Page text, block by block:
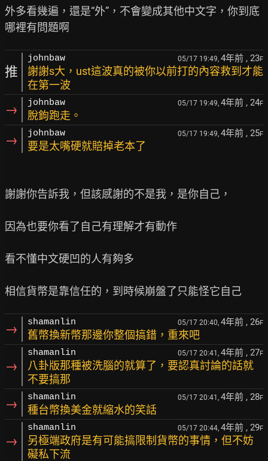
外多看幾遍，還是“外”，不會變成其他中文字，你到底
推
johnbaw 05/17 19:49, 4年前 , 23F
謝謝s大，ust這波真的被你以前打的內容救到才能
在第一波
→ johnbaw 05/17 19:49, 4年前 , 24F
脫鉤跑走。
→ johnbaw 05/17 19:49, 4年前 , 25F
要是太嘴硬就賠掉老本了
謝謝你告訴我，但該感謝的不是我，是你自己，
因為也要你看了自己有理解才有動作
看不懂中文硬凹的人有夠多
→ shamanlin 05/17 20:40, 4年前 , 26F
舊幣換新幣那邊你整個搞錯，重來吧
→
shamanlin 05/17 20:41, 4年前 , 27F
八卦版那種被洗腦的就算了，要認真討論的話就
不要搞那
→ shamanlin 05/17 20:41, 4年前 , 28F
種台幣換美金就縮水的笑話
→
shamanlin 05/17 20:44, 4年前 , 29F
另極端政府是有可能搞限制貨幣的事情，但不妨
礙私下流